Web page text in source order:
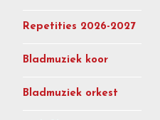
Repetities 2026-2027
Bladmuziek koor
Bladmuziek orkest